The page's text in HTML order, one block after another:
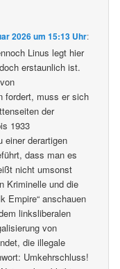
2026 um 15:13 Uhr:
Linus legt hier
erstaunlich ist.
fordert, muss er sich
der
1933
einer derartigen
dass man es
nicht umsonst
Kriminelle und die
Empire“ anschauen
linksliberalen
von
die illegale
Umkehrschluss!